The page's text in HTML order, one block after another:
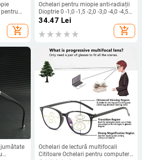
4,0 add_shopping_cart
Ochelari pentru miopie anti-radiații
Dioptrie 0 -1,0 -1,5 -2,0 -3,0 -4,0 -4,5
-5,0 -5,5 -6,0 Femei Bărbați Ochelari
de vedere miopic finisați unisex
34.47 Lei
add_shopping_cart
jumătate
Ochelari de lectură multifocali
Cititoare Ochelari pentru computer